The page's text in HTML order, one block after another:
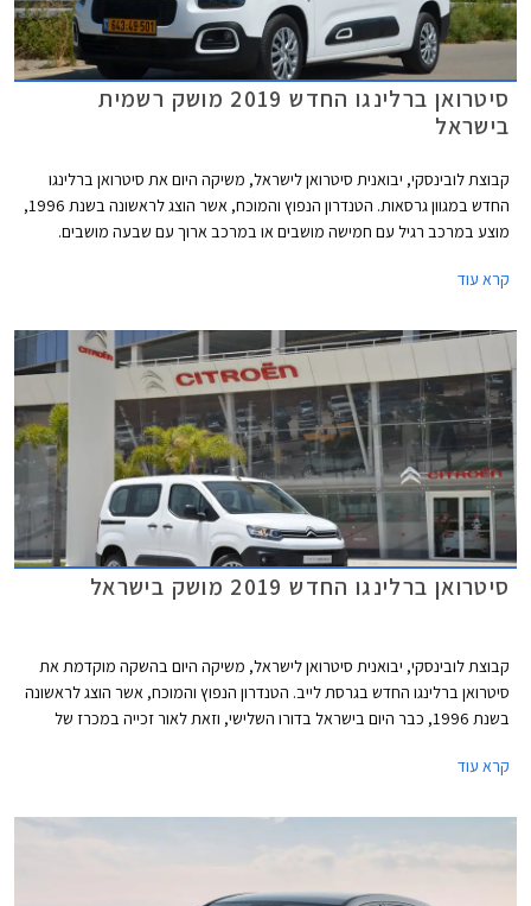
סיטרואן ברלינגו החדש 2019 מושק רשמית
בישראל
קבוצת לובינסקי, יבואנית סיטרואן לישראל, משיקה היום את סיטרואן ברלינגו
החדש במגוון גרסאות. הטנדרון הנפוץ והמוכח, אשר הוצג לראשונה בשנת 1996,
מוצע במרכב רגיל עם חמישה מושבים או במרכב ארוך עם שבעה מושבים.
ומיישר קו עם שאר דגמי המותג מבחינת עיצוב, אבזור נוחות, בטיחות, ויחידות
קרא עוד
סיטרואן ברלינגו החדש 2019 מושק בישראל
קבוצת לובינסקי, יבואנית סיטרואן לישראל, משיקה היום בהשקה מוקדמת את
סיטרואן ברלינגו החדש בגרסת לייב. הטנדרון הנפוץ והמוכח, אשר הוצג לראשונה
בשנת 1996, כבר היום בישראל בדורו השלישי, וזאת לאור זכייה במכרז של
קרא עוד